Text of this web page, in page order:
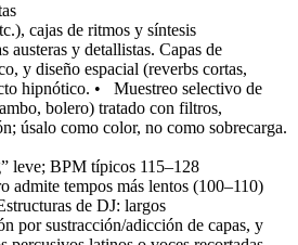
cajas de ritmos y síntesis
austeras y detallistas. Capas de
y diseño espacial (reverbs cortas,
hipnótico. • Muestreo selectivo de
bolero) tratado con filtros,
úsalo como color, no como sobrecarga.
leve; BPM típicos 115–128
admite tempos más lentos (100–110)
de DJ: largos
por sustracción/adicción de capas, y